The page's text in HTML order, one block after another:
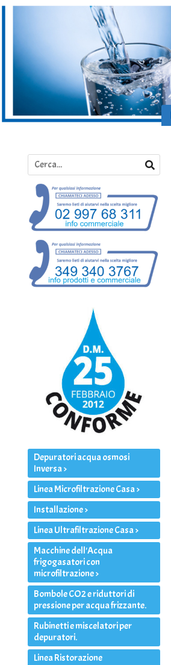
Depuratori acqua osmosi
Inversa >
Linea Microfiltrazione Casa >
Installazione >
Linea Ultrafiltrazione Casa >
Macchine dell'Acqua
frigogasatori con
microfiltrazione >
Bombole CO2 e riduttori di
pressione per acqua frizzante.
Rubinetti e miscelatori per
depuratori.
Linea Ristorazione